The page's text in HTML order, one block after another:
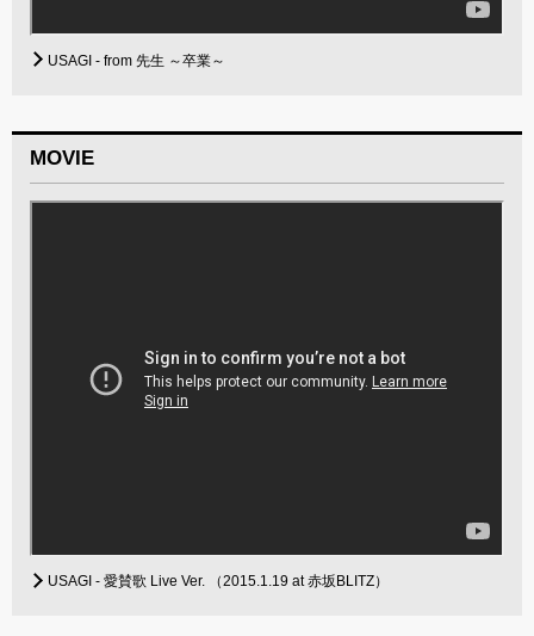
USAGI - from 先生 ～卒業～
MOVIE
USAGI - 愛賛歌 Live Ver. （2015.1.19 at 赤坂BLITZ）